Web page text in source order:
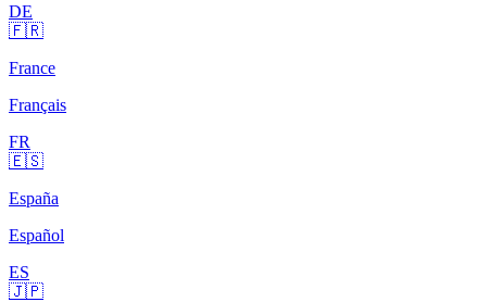
DE
🇫🇷
France
Français
FR
🇪🇸
España
Español
ES
🇯🇵